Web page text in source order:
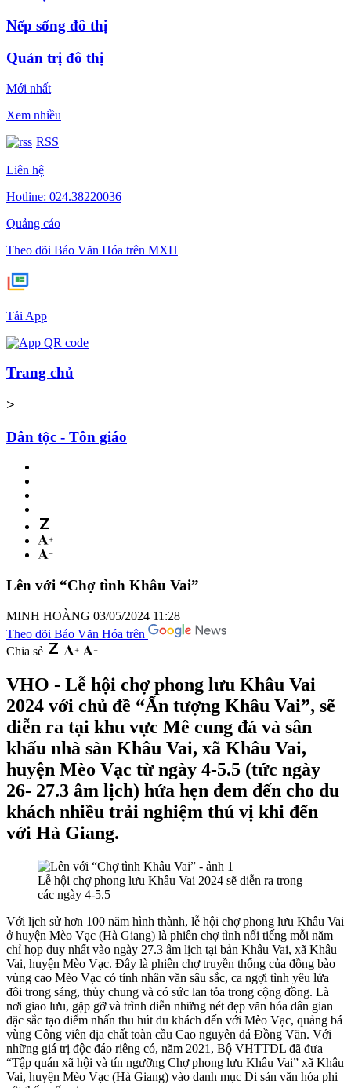
Nếp sống đô thị
Quản trị đô thị
Mới nhất
Xem nhiều
RSS
Liên hệ
Hotline: 024.38220036
Quảng cáo
Theo dõi Báo Văn Hóa trên MXH
Tải App
Trang chủ
>
Dân tộc - Tôn giáo
Lên với “Chợ tình Khâu Vai”
MINH HOÀNG 03/05/2024 11:28
Theo dõi Báo Văn Hóa trên
Chia sẻ
VHO - Lễ hội chợ phong lưu Khâu Vai
2024 với chủ đề “Ấn tượng Khâu Vai”, sẽ
diễn ra tại khu vực Mê cung đá và sân
khấu nhà sàn Khâu Vai, xã Khâu Vai,
huyện Mèo Vạc từ ngày 4-5.5 (tức ngày
26- 27.3 âm lịch) hứa hẹn đem đến cho du
khách nhiều trải nghiệm thú vị khi đến
với Hà Giang.
Lễ hội chợ phong lưu Khâu Vai 2024 sẽ diễn ra trong
các ngày 4-5.5
Với lịch sử hơn 100 năm hình thành, lễ hội chợ phong lưu Khâu Vai
ở huyện Mèo Vạc (Hà Giang) là phiên chợ tình nổi tiếng mỗi năm
chỉ họp duy nhất vào ngày 27.3 âm lịch tại bản Khâu Vai, xã Khâu
Vai, huyện Mèo Vạc. Đây là phiên chợ truyền thống của đồng bào
vùng cao Mèo Vạc có tính nhân văn sâu sắc, ca ngợi tình yêu lứa
đôi trong sáng, thủy chung và có sức lan tỏa trong cộng đồng. Là
nơi giao lưu, gặp gỡ và trình diễn những nét đẹp văn hóa dân gian
đặc sắc tạo điểm nhấn thu hút du khách đến với Mèo Vạc, quảng bá
vùng Công viên địa chất toàn cầu Cao nguyên đá Đồng Văn. Với
những giá trị độc đáo riêng có, năm 2021, Bộ VHTTDL đã đưa
“Tập quán xã hội và tín ngưỡng Chợ phong lưu Khâu Vai” xã Khâu
Vai, huyện Mèo Vạc (Hà Giang) vào danh mục Di sản văn hóa phi